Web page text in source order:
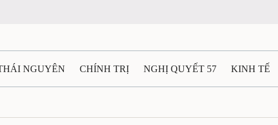
NGUYÊN CHÍNH TRỊ NGHỊ QUYẾT 57 KINH TẾ